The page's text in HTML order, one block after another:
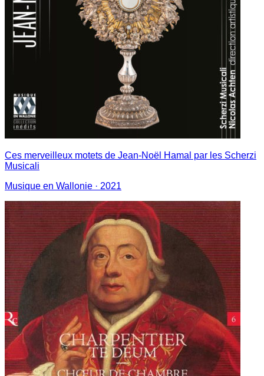
Ces merveilleux motets de Jean-Noël Hamal par les Scherzi
Musicali
Musique en Wallonie · 2021